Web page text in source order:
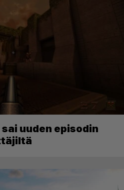
uuden episodin